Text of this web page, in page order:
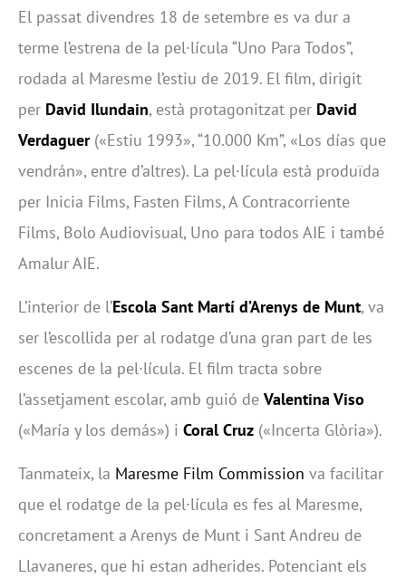
El passat divendres 18 de setembre es va dur a
terme l’estrena de la pel·lícula “Uno Para Todos”,
rodada al Maresme l’estiu de 2019. El film, dirigit
per David Ilundain, està protagonitzat per David
Verdaguer(«Estiu 1993», “10.000 Km”, «Los días que
vendrán», entre d’altres). La pel·lícula està produïda
per Inicia Films, Fasten Films, A Contracorriente
Films, Bolo Audiovisual, Uno para todos AIE i també
Amalur AIE.
L’interior de l’Escola Sant Martí d’Arenys de Munt, va
ser l’escollida per al rodatge d’una gran part de les
escenes de la pel·lícula. El film tracta sobre
l’assetjament escolar, amb guió de Valentina Viso
(«María y los demás») i Coral Cruz («Incerta Glòria»).
Tanmateix, la Maresme Film Commission va facilitar
que el rodatge de la pel·lícula es fes al Maresme,
concretament a Arenys de Munt i Sant Andreu de
Llavaneres, que hi estan adherides. Potenciant els